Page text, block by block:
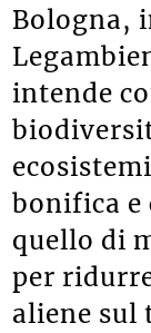
Bologna,
intende
bonifica e
quello di
per
aliene